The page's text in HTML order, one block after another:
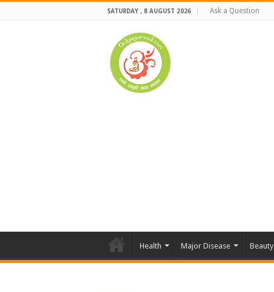
SATURDAY , 8 AUGUST 2026 Ask a Question
Health Major Disease Beauty